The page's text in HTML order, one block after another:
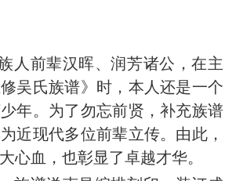
前辈汉晖、润芳诸公，在主
吴氏族谱》时，本人还是一个
年。为了勿忘前贤，补充族谱
近现代多位前辈立传。由此，
心血，也彰显了卓越才华。